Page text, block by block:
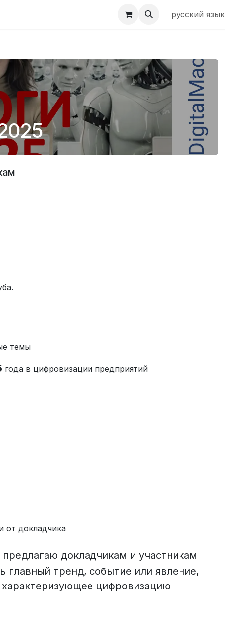
русский язык
темы
года в цифровизации предприятий
от докладчика
предлагаю докладчикам и участникам
главный тренд, событие или явление,
цифровизацию